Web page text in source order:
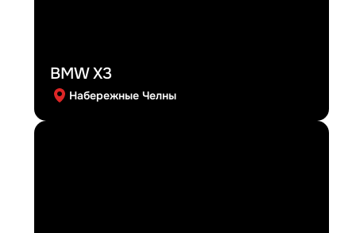
BMW X3
Набережные Челны